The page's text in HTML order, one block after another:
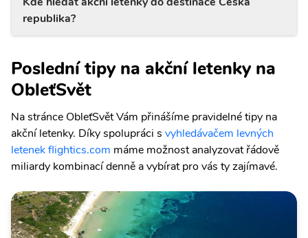
republika?
Poslední tipy na akční letenky na
ObleťSvět
Na stránce ObleťSvět Vám přinášíme pravidelné tipy na
akční letenky. Díky spolupráci s vyhledávačem levných
letenek flightics.com máme možnost analyzovat řádově
miliardy kombinací denně a vybírat pro vás ty zajímavé.